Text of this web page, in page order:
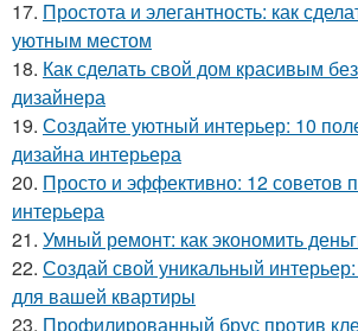
17. Простота и элегантность: как
уютным местом
18. Как сделать свой дом красивым
дизайнера
19. Создайте уютный интерьер: 10
дизайна интерьера
20. Просто и эффективно: 12 советов
интерьера
21. Умный ремонт: как экономить
22. Создай свой уникальный
для вашей квартиры
23. Профилированный брус против